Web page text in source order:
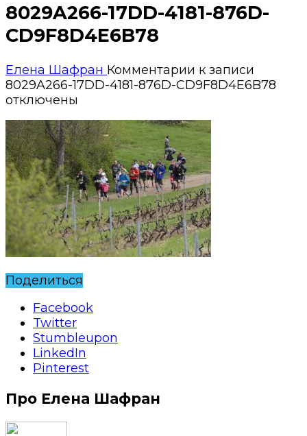
8029A266-17DD-4181-876D-
CD9F8D4E6B78
Елена Шафран Комментарии к записи
8029A266-17DD-4181-876D-CD9F8D4E6B78
отключены
Поделиться
Facebook
Twitter
Stumbleupon
LinkedIn
Pinterest
Про Елена Шафран